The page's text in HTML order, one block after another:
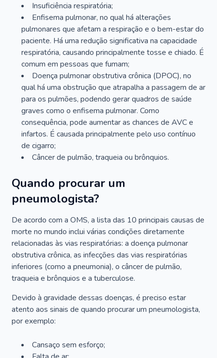
Insuficiência respiratória;
Enfisema pulmonar, no qual há alterações
pulmonares que afetam a respiração e o bem-estar do
paciente. Há uma redução significativa na capacidade
respiratória, causando principalmente tosse e chiado. É
comum em pessoas que fumam;
Doença pulmonar obstrutiva crônica (DPOC), no
qual há uma obstrução que atrapalha a passagem de ar
para os pulmões, podendo gerar quadros de saúde
graves como o enfisema pulmonar. Como
consequência, pode aumentar as chances de AVC e
infartos. É causada principalmente pelo uso contínuo
de cigarro;
Câncer de pulmão, traqueia ou brônquios.
Quando procurar um
pneumologista?
De acordo com a OMS, a lista das 10 principais causas de
morte no mundo inclui várias condições diretamente
relacionadas às vias respiratórias: a doença pulmonar
obstrutiva crônica, as infecções das vias respiratórias
inferiores (como a pneumonia), o câncer de pulmão,
traqueia e brônquios e a tuberculose.
Devido à gravidade dessas doenças, é preciso estar
atento aos sinais de quando procurar um pneumologista,
por exemplo:
Cansaço sem esforço;